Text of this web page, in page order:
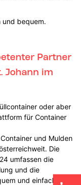
und bequem.
Partner
Johann im
oder aber
für Container
und Mulden
Die
umfassen die
und die
und einfach